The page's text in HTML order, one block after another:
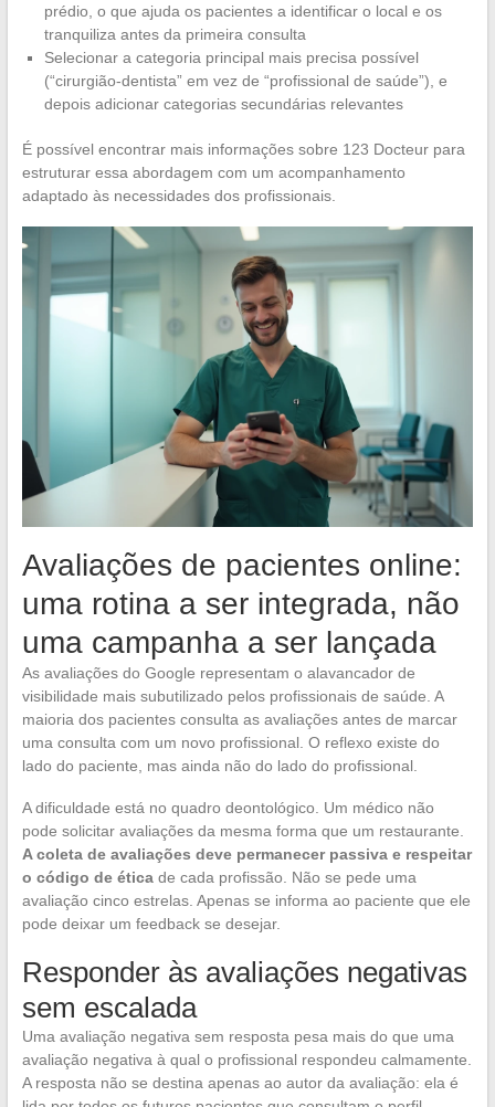
prédio, o que ajuda os pacientes a identificar o local e os
tranquiliza antes da primeira consulta
Selecionar a categoria principal mais precisa possível
(“cirurgião-dentista” em vez de “profissional de saúde”), e
depois adicionar categorias secundárias relevantes
É possível encontrar mais informações sobre 123 Docteur para
estruturar essa abordagem com um acompanhamento
adaptado às necessidades dos profissionais.
Avaliações de pacientes online:
uma rotina a ser integrada, não
uma campanha a ser lançada
As avaliações do Google representam o alavancador de
visibilidade mais subutilizado pelos profissionais de saúde. A
maioria dos pacientes consulta as avaliações antes de marcar
uma consulta com um novo profissional. O reflexo existe do
lado do paciente, mas ainda não do lado do profissional.
A dificuldade está no quadro deontológico. Um médico não
pode solicitar avaliações da mesma forma que um restaurante.
A coleta de avaliações deve permanecer passiva e respeitar
o código de éticade cada profissão. Não se pede uma
avaliação cinco estrelas. Apenas se informa ao paciente que ele
pode deixar um feedback se desejar.
Responder às avaliações negativas
sem escalada
Uma avaliação negativa sem resposta pesa mais do que uma
avaliação negativa à qual o profissional respondeu calmamente.
A resposta não se destina apenas ao autor da avaliação: ela é